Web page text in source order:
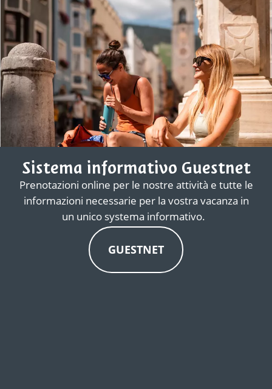
Sistema informativo Guestnet
Prenotazioni online per le nostre attività e tutte le
informazioni necessarie per la vostra vacanza in
un unico systema informativo.
GUESTNET